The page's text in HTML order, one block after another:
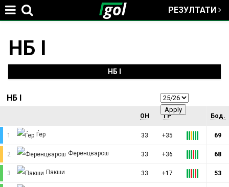
РЕЗУЛТАТИ
You
here
НБ I
НБ I
НБ I
ОН ГР Бод.
1 Ѓер 33 +35 69
2 Ференцварош 33 +36 68
3 Пакши 33 +17 53